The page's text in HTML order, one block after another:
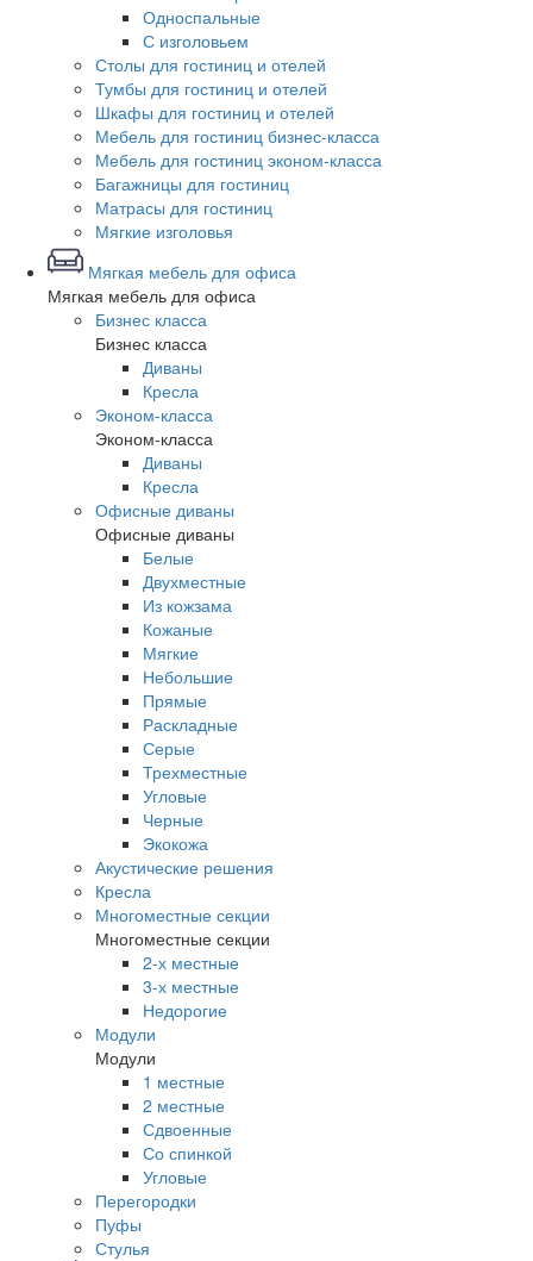
Односпальные
С изголовьем
Столы для гостиниц и отелей
Тумбы для гостиниц и отелей
Шкафы для гостиниц и отелей
Мебель для гостиниц бизнес-класса
Мебель для гостиниц эконом-класса
Багажницы для гостиниц
Матрасы для гостиниц
Мягкие изголовья
Мягкая мебель для офиса
Мягкая мебель для офиса
Бизнес класса
Бизнес класса
Диваны
Кресла
Эконом-класса
Эконом-класса
Диваны
Кресла
Офисные диваны
Офисные диваны
Белые
Двухместные
Из кожзама
Кожаные
Мягкие
Небольшие
Прямые
Раскладные
Серые
Трехместные
Угловые
Черные
Экокожа
Акустические решения
Кресла
Многоместные секции
Многоместные секции
2-х местные
3-х местные
Недорогие
Модули
Модули
1 местные
2 местные
Сдвоенные
Со спинкой
Угловые
Перегородки
Пуфы
Стулья